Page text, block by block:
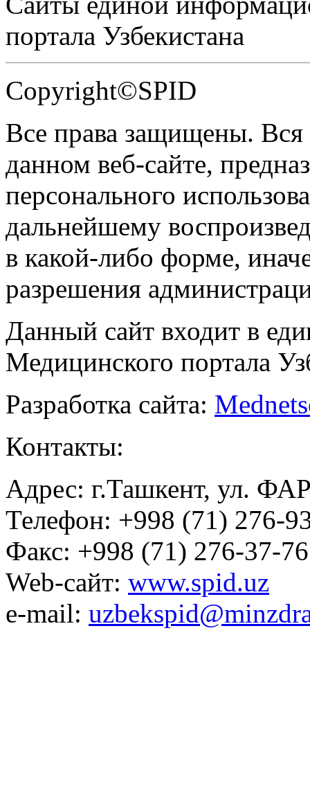
портала Узбекистана
Copyright©SPID
Все права защищены.
данном веб-сайте,
персонального
дальнейшему
в какой-либо форме,
разрешения
Данный сайт входит в
Медицинского портала
Разработка сайта:
Контакты:
Адрес: г.Ташкент, ул.
Телефон: +998 (71) 276-
Факс: +998 (71) 276-37-76
Web-сайт: www.spid.uz
e-mail: